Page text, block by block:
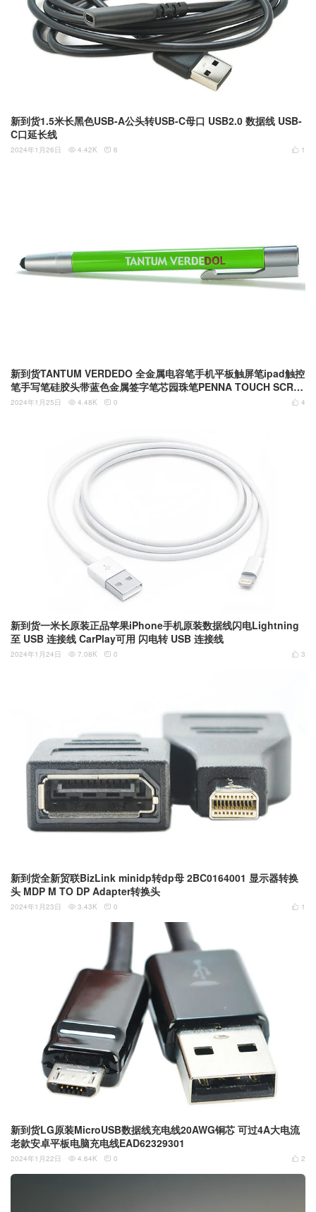
新到货1.5米长黑色USB-A公头转USB-C母口 USB2.0 数据线 USB-
C口延长线
 1
2024年1月26日  4.42K  6
新到货TANTUM VERDEDO 全金属电容笔手机平板触屏笔ipad触控
笔手写笔硅胶头带蓝色金属签字笔芯园珠笔PENNA TOUCH SCRE
EN
 4
2024年1月25日  4.48K  0
新到货一米长原装正品苹果iPhone手机原装数据线闪电Lightning
至 USB 连接线 CarPlay可用 闪电转 USB 连接线
 3
2024年1月24日  7.08K  0
新到货全新贸联BizLink minidp转dp母 2BC0164001 显示器转换
头 MDP M TO DP Adapter转换头
 1
2024年1月23日  3.43K  0
新到货LG原装MicroUSB数据线充电线20AWG铜芯 可过4A大电流
老款安卓平板电脑充电线EAD62329301
 2
2024年1月22日  4.64K  0